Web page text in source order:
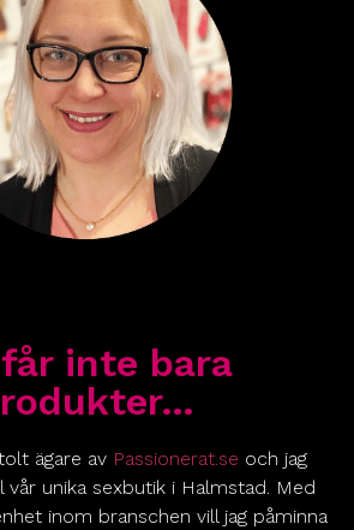
inte bara
ägare av Passionerat.se och jag
vår unika sexbutik i Halmstad. Med
inom branschen vill jag påminna